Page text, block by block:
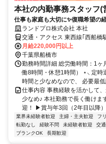
本社の内勤事務スタッフ(
仕事も家庭も大切に✨復職希望の
ランドプロ株式会社 本社
交通・アクセス 東西線｢西船橋
月給220,000円以上
千葉県船橋市
勤務時間詳細 総労働時間：1
働8時間・休憩1時間） ⋆⸜ 定
時間と少なめなので、 必要最
仕事内容 事務経験を活かして
少なめ♪ 本社勤務で長く働け
迎！ ▶賞与年3回（2年目以降
業界未経験者歓迎 主婦・主夫歓迎 フ
転勤なし
経験不問 未経験者歓迎 交
ブランクOK
長期歓迎